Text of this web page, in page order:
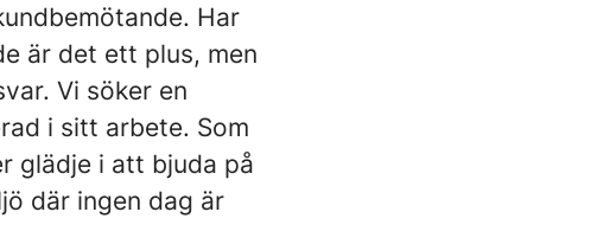
Har
är det ett plus, men
Vi söker en
i sitt arbete. Som
glädje i att bjuda på
där ingen dag är